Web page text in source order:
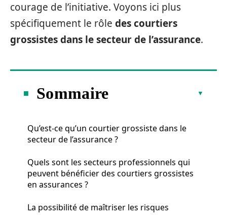
courage de l’initiative. Voyons ici plus
spécifiquement le rôle des courtiers
grossistes dans le secteur de l’assurance.
Sommaire
Qu’est-ce qu’un courtier grossiste dans le
secteur de l’assurance ?
Quels sont les secteurs professionnels qui
peuvent bénéficier des courtiers grossistes
en assurances ?
La possibilité de maîtriser les risques